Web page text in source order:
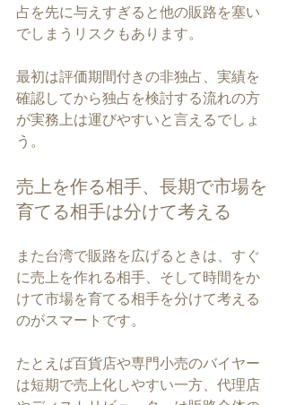
占を先に与えすぎると他の販路を塞い
でしまうリスクもあります。
最初は評価期間付きの非独占、実績を
確認してから独占を検討する流れの方
が実務上は運びやすいと言えるでしょ
う。
売上を作る相手、長期で市場を
育てる相手は分けて考える
また台湾で販路を広げるときは、すぐ
に売上を作れる相手、そして時間をか
けて市場を育てる相手を分けて考える
のがスマートです。
たとえば百貨店や専門小売のバイヤー
は短期で売上化しやすい一方、代理店